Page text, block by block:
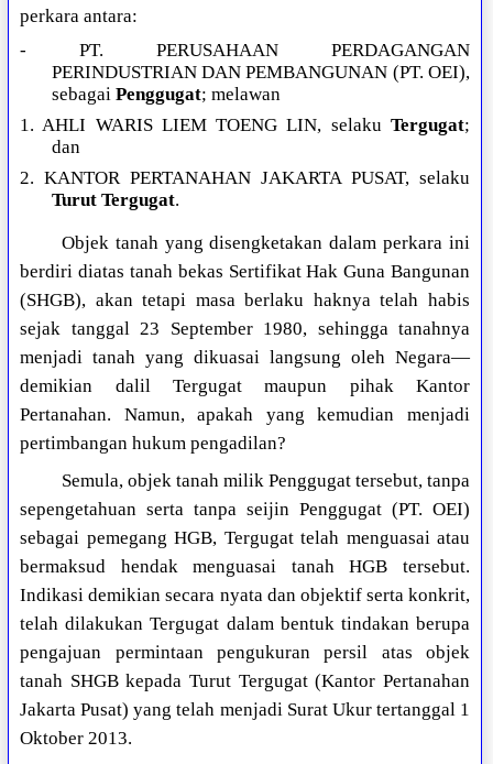
perkara antara:
- PT. PERUSAHAAN PERDAGANGAN
PERINDUSTRIAN DAN PEMBANGUNAN (PT. OEI),
sebagai Penggugat; melawan
1. AHLI WARIS LIEM TOENG LIN, selaku Tergugat;
dan
2. KANTOR PERTANAHAN JAKARTA PUSAT, selaku
Turut Tergugat.
Objek tanah yang disengketakan dalam perkara ini
berdiri diatas tanah bekas Sertifikat Hak Guna Bangunan
(SHGB), akan tetapi masa berlaku haknya telah habis
sejak tanggal 23 September 1980, sehingga tanahnya
menjadi tanah yang dikuasai langsung oleh Negara—
demikian dalil Tergugat maupun pihak Kantor
Pertanahan. Namun, apakah yang kemudian menjadi
pertimbangan hukum pengadilan?
Semula, objek tanah milik Penggugat tersebut, tanpa
sepengetahuan serta tanpa seijin Penggugat (PT. OEI)
sebagai pemegang HGB, Tergugat telah menguasai atau
bermaksud hendak menguasai tanah HGB tersebut.
Indikasi demikian secara nyata dan objektif serta konkrit,
telah dilakukan Tergugat dalam bentuk tindakan berupa
pengajuan permintaan pengukuran persil atas objek
tanah SHGB kepada Turut Tergugat (Kantor Pertanahan
Jakarta Pusat) yang telah menjadi Surat Ukur tertanggal 1
Oktober 2013.